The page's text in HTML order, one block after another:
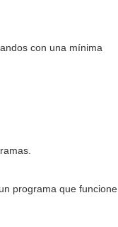
con una mínima
programa que funcione